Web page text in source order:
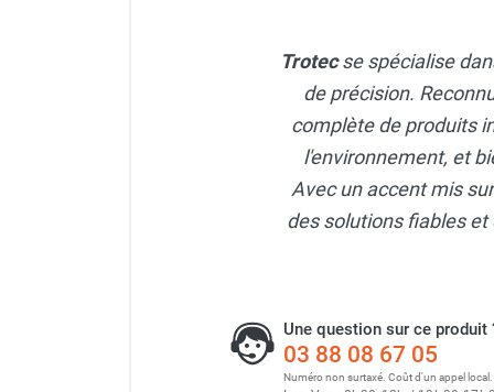
Chauffage au fioul avec réservoir
Chauffage au fioul à raccorder sur
Chauffage polycombustible / huile
Chauffage suspendu au fioul
Chauffage suspendu au gaz
Trotecse spécialise
de précision.
complète de produits
l'environnement, et
Avec un accent mis
des solutions fiables
Une question sur ce produit
03 88 08 67 05
Numéro non surtaxé. Coût d'un appel local.